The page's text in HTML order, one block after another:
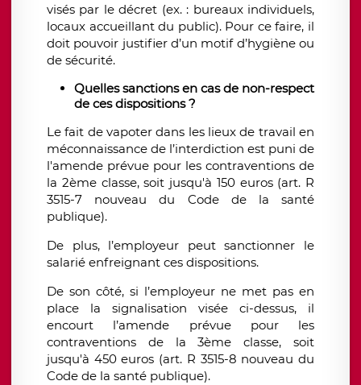
visés par le décret (ex. : bureaux individuels,
locaux accueillant du public). Pour ce faire, il
doit pouvoir justifier d’un motif d’hygiène ou
de sécurité.
Quelles sanctions en cas de non-respect
de ces dispositions ?
Le fait de vapoter dans les lieux de travail en
méconnaissance de l’interdiction est puni de
l'amende prévue pour les contraventions de
la 2ème classe, soit jusqu'à 150 euros (art. R
3515-7 nouveau du Code de la santé
publique).
De plus, l’employeur peut sanctionner le
salarié enfreignant ces dispositions.
De son côté, si l’employeur ne met pas en
place la signalisation visée ci-dessus, il
encourt l’amende prévue pour les
contraventions de la 3ème classe, soit
jusqu'à 450 euros (art. R 3515-8 nouveau du
Code de la santé publique).